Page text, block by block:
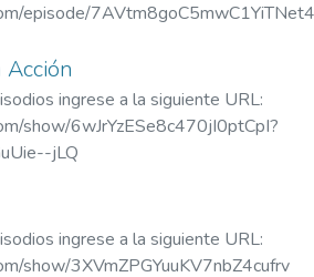
episode/
Acción
ingrese a la siguiente URL:
show/6wJrYzESe8c470jI0ptCpI?
jLQ
ingrese a la siguiente URL:
show/3XVmZPGYuuKV7nbZ4cufrv